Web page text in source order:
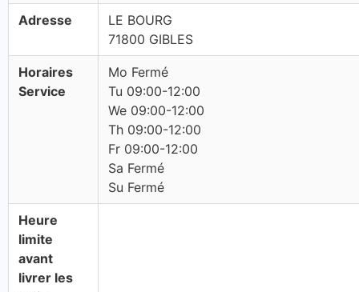
Adresse
LE BOURG
71800 GIBLES
Horaires
Service
Mo Fermé
Tu 09:00-12:00
We 09:00-12:00
Th 09:00-12:00
Fr 09:00-12:00
Sa Fermé
Su Fermé
Heure
limite
avant
livrer les